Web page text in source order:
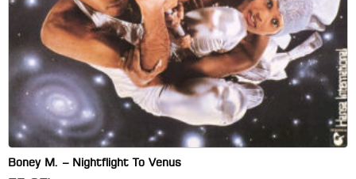
Boney M. – Nightflight To Venus